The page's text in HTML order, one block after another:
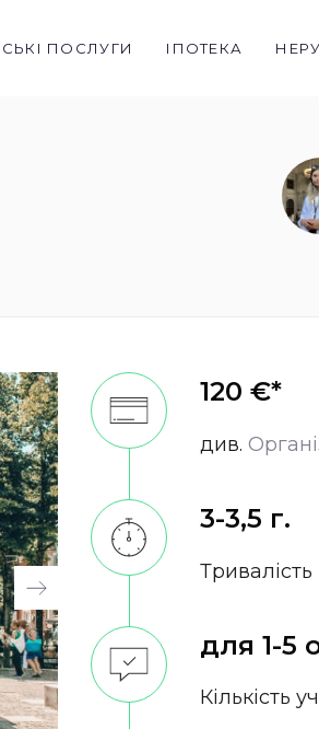
ПОСЛУГИ ІПОТЕКА
120 €*
див.
3-3,5 г.
Тривалість
для 1-5
Кількість